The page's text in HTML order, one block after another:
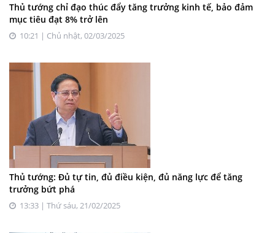
Thủ tướng chỉ đạo thúc đẩy tăng trưởng kinh tế, bảo đảm
mục tiêu đạt 8% trở lên
10:21 | Chủ nhật, 02/03/2025
Thủ tướng: Đủ tự tin, đủ điều kiện, đủ năng lực để tăng
trưởng bứt phá
13:33 | Thứ sáu, 21/02/2025